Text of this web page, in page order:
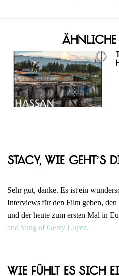
Stacy, wie geht’s
Sehr gut, danke. Es ist ein
Interviews für den Film geben,
und der heute zum ersten Mal in
and Yang of Gerry Lopez.
Wie fühlt es sich